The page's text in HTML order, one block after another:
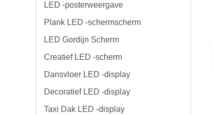
LED -posterweergave
Plank LED -schermscherm
LED Gordijn Scherm
Creatief LED -scherm
Dansvloer LED -display
Decoratief LED -display
Taxi Dak LED -display